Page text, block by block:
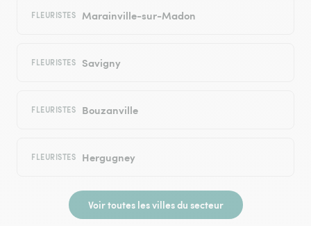
FLEURISTES Marainville-sur-Madon
FLEURISTES Savigny
FLEURISTES Bouzanville
FLEURISTES Hergugney
Voir toutes les villes du secteur